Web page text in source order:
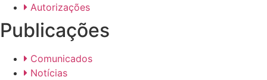
Autorizações
Publicações
Comunicados
Notícias